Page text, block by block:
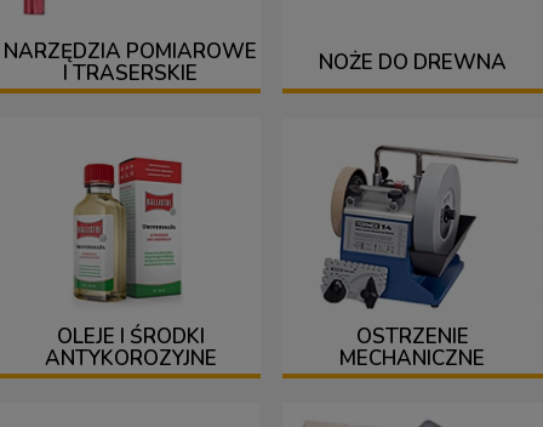
NARZĘDZIA POMIAROWE
I TRASERSKIE NOŻE DO DREWNA
OLEJE I ŚRODKI
ANTYKOROZYJNE
OSTRZENIE
MECHANICZNE